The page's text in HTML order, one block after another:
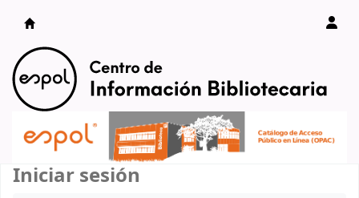
Catálogo en línea
Iniciar sesión